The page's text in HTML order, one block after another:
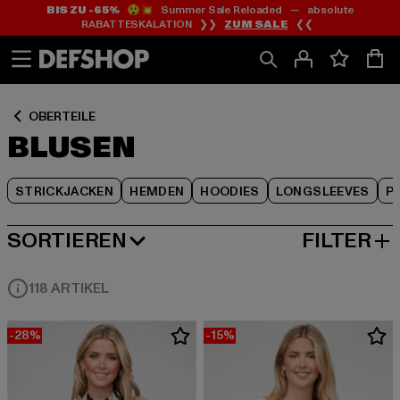
Zum
Inhalt
springen
Zum
Fußzeile
springen
BIS ZU -65%😲💥 Summer Sale Reloaded — absolute
RABATTESKALATION ❯❯ ZUM SALE ❮❮
OBERTEILE
BLUSEN
STRICKJACKEN HEMDEN HOODIES LONGSLEEVES
Zum
Produktraster
springen
SORTIEREN
BELIEBTESTE FILTER
118 ARTIKEL
-28% -15%